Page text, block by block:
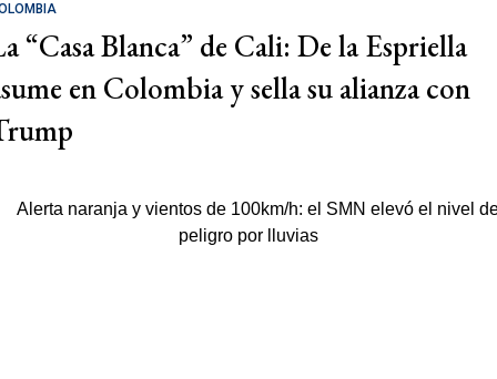
“Casa Blanca” de Cali: De la Espriella
en Colombia y sella su alianza con